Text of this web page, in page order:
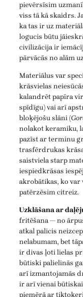
pievērsīsim
viss tā kā skaidrs.
ka tas ir uz
logucis būtu
civilizācija ir
pārvācās no alām
Materiālus var
krāsvielas
kalandrēt papīra
spīdīgu) vai arī
bloķējošu slāni (
nolakot keramiku,
pazīst ar terminu
trasfērdrukas
saistviela starp
iespiedkrāsas
akrobātikas, ko var
patērzēsim citreiz.
Uzklāšana ar
fritēšana — no
atkal palicis
nelabumam, bet
ir divas ļoti lielas
būtiski palielinās
arī izmantojamās
ir arī vienai
piemērā ar